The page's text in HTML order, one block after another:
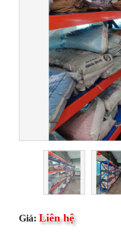
Giá: Liên hệ